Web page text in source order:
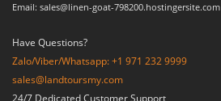
Email: sales@linen-goat-798200.hostingersite.com
Have Questions?
Zalo/Viber/Whatsapp: +1 971 232 9999
sales@landtoursmy.com
24/7 Dedicated Customer Support